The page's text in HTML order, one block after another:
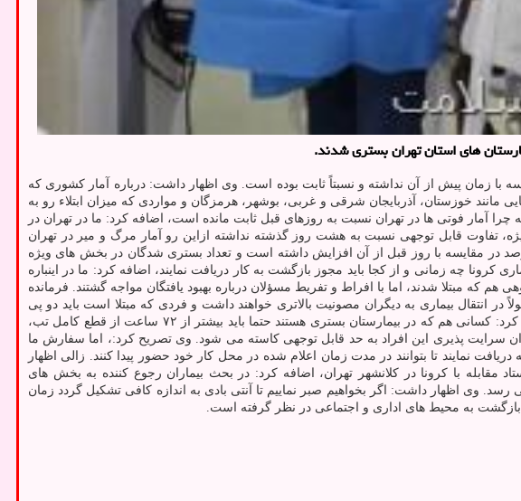
با زمان پیش از آن نداشته و نسبتاً ثابت بوده است. وی اظهار داشت: درباره آمار کشوری که
خوزستان، آذربایجان شرقی و غربی، بوشهر، هرمزگان و مواردی که میزان ابتلاء رو به
چرا آمار فوتی ها در تهران نسبت به روزهای قبل ثابت مانده است، اضافه کرد: ما در تهران در
تفاوت قابل توجهی نسبت به هشت روز گذشته نداشته ازاین رو آمار مرگ و میر در تهران
بخش های عادی بستری شدند که یک و نیم درصد در مقایسه با روز قبل از آن افزایش داشته است و تعداد بستری شدگان در بخش های ویژه
کرونا چه زمانی و از کجا باید مجوز بازگشت به کار دریافت نمایند، اضافه کرد: ما در اینباره
که مبتلا شدند، اما با افراط و تفریط مسؤلان درباره بهبود یافتگان مواجه گشتند. فرمانده
در انتقال بیماری به دیگران مصونیت بالاتری خواهند داشت و فردی که مبتلا است باید دو پی
، دو هفته از مجموعه علایم گذشته باشد. زالی اضافه کرد: کسانی هم که در بیمارستان بستری هستند حتما باید بیشتر از ۷۲ ساعت از قطع کامل تب،
سرایت پذیری این افراد به حد قابل توجهی کاسته می شود. وی تصریح کرد:، اما سفارش ما
نمایند تا بتوانند در مدت زمان اعلام شده در محل کار خود حضور پیدا کنند. زالی اظهار
با کرونا در کلانشهر تهران، اضافه کرد: در بحث بیماران رجوع کننده به بخش های
جی ۶ تا ۸ هفته طول می کشد تازه به عیار لازم هم نمی رسد. وی اظهار داشت: اگر بخواهیم صبر نماییم تا آنتی بادی به اندازه کافی تشکیل گردد زمان
بازگشت به محیط های اداری و اجتماعی در نظر گرفته است.